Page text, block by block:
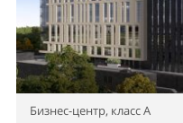
Бизнес-центр, класс A